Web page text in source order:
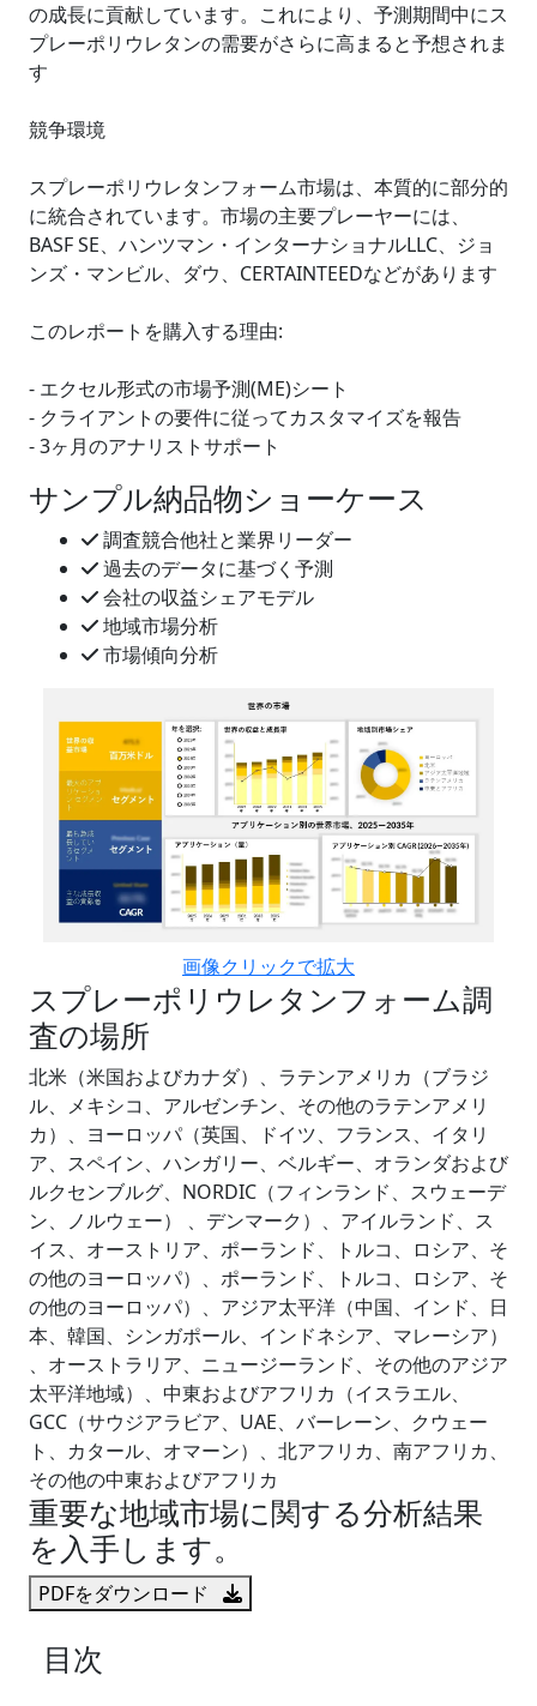
の成長に貢献しています。これにより、予測期間中にス
プレーポリウレタンの需要がさらに高まると予想されま
す
競争環境
スプレーポリウレタンフォーム市場は、本質的に部分的
に統合されています。市場の主要プレーヤーには、
BASF SE、ハンツマン・インターナショナルLLC、ジョ
ンズ・マンビル、ダウ、CERTAINTEEDなどがあります
このレポートを購入する理由:
- エクセル形式の市場予測(ME)シート
- クライアントの要件に従ってカスタマイズを報告
- 3ヶ月のアナリストサポート
サンプル納品物ショーケース
調査競合他社と業界リーダー
過去のデータに基づく予測
会社の収益シェアモデル
地域市場分析
市場傾向分析
画像クリックで拡大
スプレーポリウレタンフォーム調
査の場所
北米（米国およびカナダ）、ラテンアメリカ（ブラジ
ル、メキシコ、アルゼンチン、その他のラテンアメリ
カ）、ヨーロッパ（英国、ドイツ、フランス、イタリ
ア、スペイン、ハンガリー、ベルギー、オランダおよび
ルクセンブルグ、NORDIC（フィンランド、スウェーデ
ン、ノルウェー） 、デンマーク）、アイルランド、ス
イス、オーストリア、ポーランド、トルコ、ロシア、そ
の他のヨーロッパ）、ポーランド、トルコ、ロシア、そ
の他のヨーロッパ）、アジア太平洋（中国、インド、日
本、韓国、シンガポール、インドネシア、マレーシア）
、オーストラリア、ニュージーランド、その他のアジア
太平洋地域）、中東およびアフリカ（イスラエル、
GCC（サウジアラビア、UAE、バーレーン、クウェー
ト、カタール、オマーン）、北アフリカ、南アフリカ、
その他の中東およびアフリカ
重要な地域市場に関する分析結果
を入手します。
PDFをダウンロード
目次